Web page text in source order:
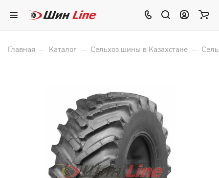
Главная – Каталог – Сельхоз шины в Казахстане –